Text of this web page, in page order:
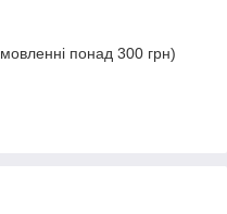
понад 300 грн)